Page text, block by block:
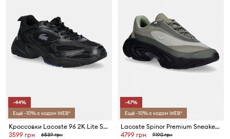
-44%
Ещё -10% с кодом WEB*
Кроссовки Lacoste 96 2K Lite Sneakers
3599 грн
6539 грн
-47%
Ещё -10% с кодом WEB*
Lacoste Spinor Premium Sneakers Tactile Elevation Pack кроссовки для мужчин
4799 грн
9190 грн